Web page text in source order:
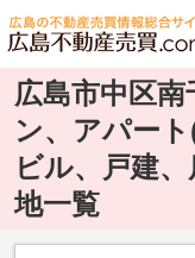
広島市中区
ン、アパート
ビル、戸建
地一覧